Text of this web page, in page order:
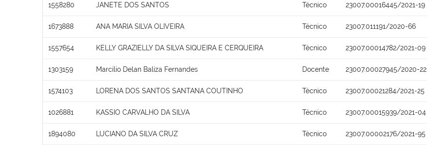
1558280 JANETE DOS SANTOS Técnico 23007.00016445/2021-19
1673888 ANA MARIA SILVA OLIVEIRA Técnico 23007.011191/2020-66
1557654 KELLY GRAZIELLY DA SILVA SIQUEIRA E CERQUEIRA Técnico 23007.00014782/2021-09
1303159 Marcilio Delan Baliza Fernandes Docente 23007.00027945/2020-22
1574103 LORENA DOS SANTOS SANTANA COUTINHO Técnico 23007.00021284/2021-25
1026881 KASSIO CARVALHO DA SILVA Técnico 23007.00015939/2021-04
1894080 LUCIANO DA SILVA CRUZ Técnico 23007.00002176/2021-95